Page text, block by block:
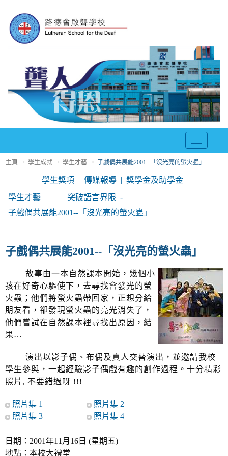
T
o
g
i
o
n
主頁 學生成就 學生才藝 子戲偶共展能2001--「沒光亮的螢火蟲」
學生獎項 傳媒報導
獎學金及助學金
學生才藝
突破語言界限
子戲偶共展能2001--「沒光亮的螢火蟲」
子戲偶共展能2001--「沒光亮的螢火蟲」
故事由一本自然課本開始，幾個小
孩在好奇心驅使下，去尋找會發光的螢
火蟲；他們將螢火蟲帶回家，正想分給
朋友看，卻發現螢火蟲的亮光消失了，
他們嘗試在自然課本裡尋找出原因，結
果…
演出以影子偶、布偶及真人交替演出，並邀請我校
學生參與，一起經驗影子偶戲有趣的創作過程。十分精彩
照片, 不要錯過呀 !!!
照片集 1
照片集 2
照片集 3
照片集 4
日期：2001年11月16日 (星期五)
地點：本校大禮堂